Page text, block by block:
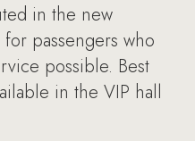
in the new
passengers who
possible. Best
in the VIP hall